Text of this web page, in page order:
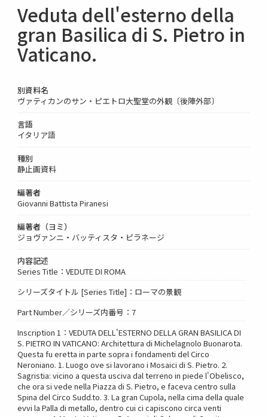
Veduta dell'esterno della
gran Basilica di S. Pietro in
Vaticano.
別資料名
ヴァティカンのサン・ピエトロ大聖堂の外観〔後陣外部〕
言語
イタリア語
種別
静止画資料
編著者
Giovanni Battista Piranesi
編著者（ヨミ）
ジョヴァンニ・バッティスタ・ピラネージ
内容記述
Series Title：VEDUTE DI ROMA
シリーズタイトル [Series Title]：ローマの景観
Part Number／シリーズ内番号：7
Inscription 1：VEDUTA DELL'ESTERNO DELLA GRAN BASILICA DI
S. PIETRO IN VATICANO: Architettura di Michelagnolo Buonarota.
Questa fu eretta in parte sopra i fondamenti del Circo
Neroniano. 1. Luogo ove si lavorano i Mosaici di S. Pietro. 2.
Sagristia: vicino a questa usciva dal terreno in piede l'Obelisco,
che ora si vede nella Piazza di S. Pietro, e faceva centro sulla
Spina del Circo Sudd.to. 3. La gran Cupola, nella cima della quale
evvi la Palla di metallo, dentro cui ci capiscono circa venti